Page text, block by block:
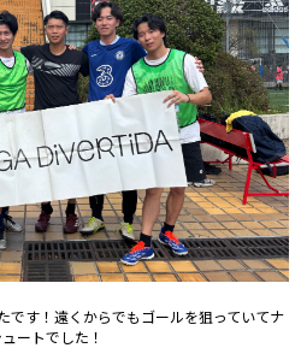
です！遠くからでもゴールを狙っていてナ
ートでした！